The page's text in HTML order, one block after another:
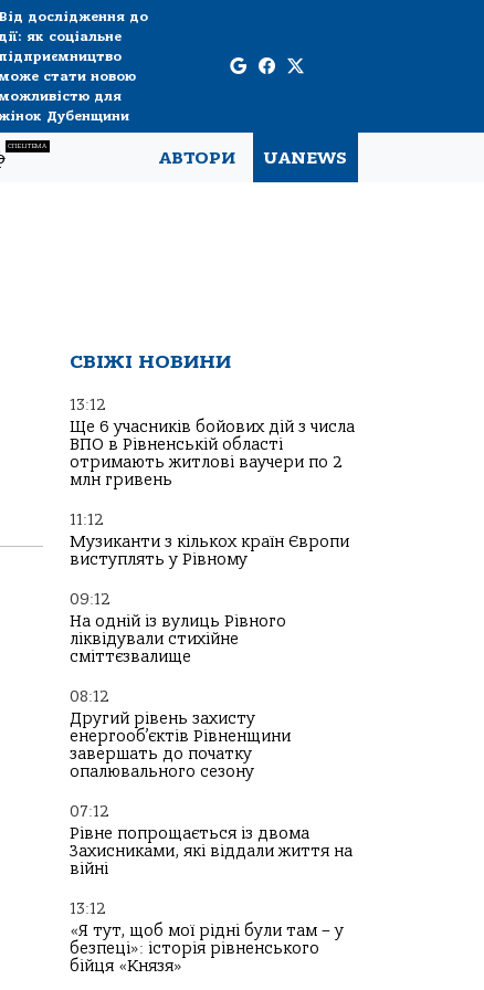
Від дослідження до
дії: як соціальне
підприємництво
стати новою
для
Дубенщини
СПЕЦТЕМА
АВТОРИ UANEWS
СВІЖІ НОВИНИ
13:12
Ще 6 учасників бойових дій з числа
ВПО в Рівненській області
отримають житлові ваучери по 2
млн гривень
11:12
Музиканти з кількох країн Європи
виступлять у Рівному
09:12
На одній із вулиць Рівного
ліквідували стихійне
сміттєзвалище
08:12
Другий рівень захисту
енергооб’єктів Рівненщини
завершать до початку
опалювального сезону
07:12
Рівне попрощається із двома
Захисниками, які віддали життя на
війні
13:12
«Я тут, щоб мої рідні були там – у
безпеці»: історія рівненського
бійця «Князя»